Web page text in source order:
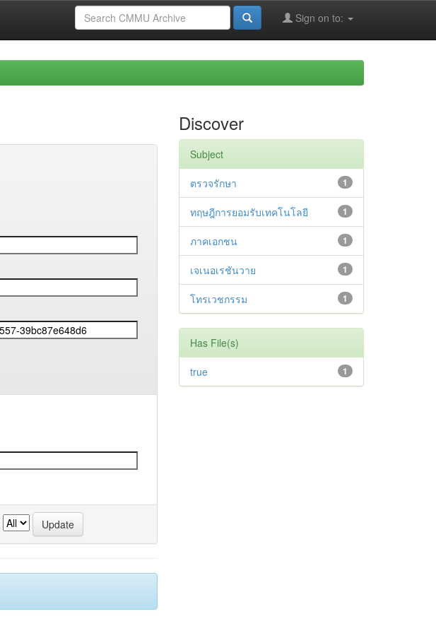
Sign on to:
Discover
Subject
1
ตรวจรักษา
1
ทฤษฎีการยอมรับเทคโนโลยี
1
ภาคเอกชน
1
เจเนอเรชันวาย
1
โทรเวชกรรม
Has File(s)
1
true